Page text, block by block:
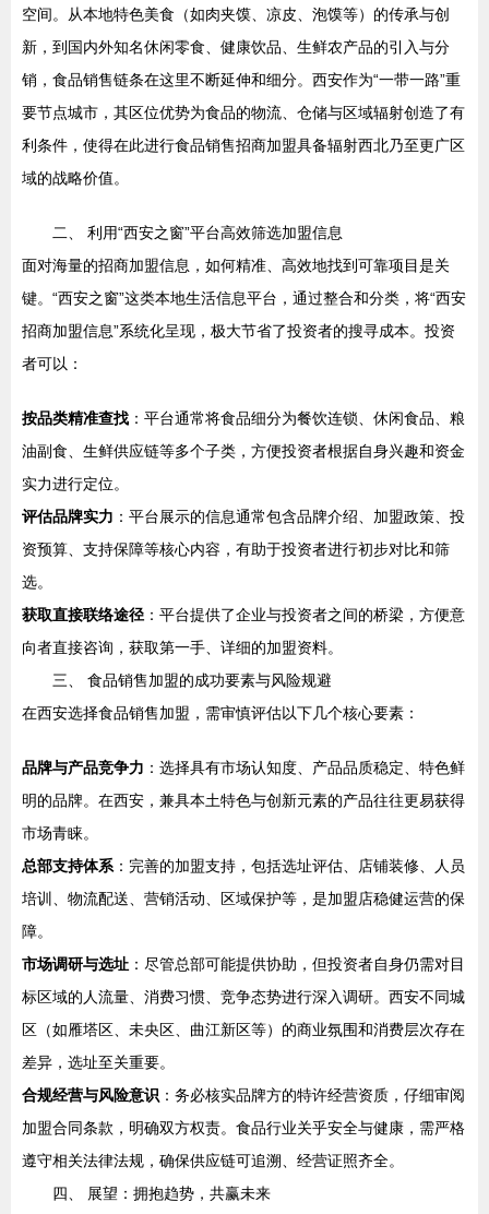
空间。从本地特色美食（如肉夹馍、凉皮、泡馍等）的传承与创
新，到国内外知名休闲零食、健康饮品、生鲜农产品的引入与分
销，食品销售链条在这里不断延伸和细分。西安作为“一带一路”重
要节点城市，其区位优势为食品的物流、仓储与区域辐射创造了有
利条件，使得在此进行食品销售招商加盟具备辐射西北乃至更广区
域的战略价值。
二、 利用“西安之窗”平台高效筛选加盟信息
面对海量的招商加盟信息，如何精准、高效地找到可靠项目是关
键。“西安之窗”这类本地生活信息平台，通过整合和分类，将“西安
招商加盟信息”系统化呈现，极大节省了投资者的搜寻成本。投资
者可以：
按品类精准查找 ：平台通常将食品细分为餐饮连锁、休闲食品、粮
油副食、生鲜供应链等多个子类，方便投资者根据自身兴趣和资金
实力进行定位。
评估品牌实力 ：平台展示的信息通常包含品牌介绍、加盟政策、投
资预算、支持保障等核心内容，有助于投资者进行初步对比和筛
选。
获取直接联络途径 ：平台提供了企业与投资者之间的桥梁，方便意
向者直接咨询，获取第一手、详细的加盟资料。
三、 食品销售加盟的成功要素与风险规避
在西安选择食品销售加盟，需审慎评估以下几个核心要素：
品牌与产品竞争力 ：选择具有市场认知度、产品品质稳定、特色鲜
明的品牌。在西安，兼具本土特色与创新元素的产品往往更易获得
市场青睐。
总部支持体系 ：完善的加盟支持，包括选址评估、店铺装修、人员
培训、物流配送、营销活动、区域保护等，是加盟店稳健运营的保
障。
市场调研与选址 ：尽管总部可能提供协助，但投资者自身仍需对目
标区域的人流量、消费习惯、竞争态势进行深入调研。西安不同城
区（如雁塔区、未央区、曲江新区等）的商业氛围和消费层次存在
差异，选址至关重要。
合规经营与风险意识 ：务必核实品牌方的特许经营资质，仔细审阅
加盟合同条款，明确双方权责。食品行业关乎安全与健康，需严格
遵守相关法律法规，确保供应链可追溯、经营证照齐全。
四、 展望：拥抱趋势，共赢未来